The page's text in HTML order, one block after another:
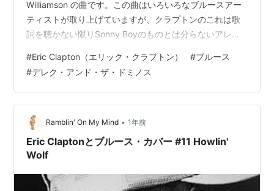
Williamson の曲です。この曲はいろいろなブルースアー
ティストが取り上げていますが、クラプトンのこれは歌
詞を聴かない限りSonny Boyのものとは分らないアレン
461Ocean Boulevardの録音の為にマイアミに立つ少し
前のことです。Tommyのテーマとしてこの曲を選んだの
でしょうが、独特のノリのアレンジで、1975年のツアー
でセットリスト入りしており、Laylaに入っている…
#Eric Clapton（エリック・クラプトン） #ブルース
#デレク・アンド・ザ・ドミノス
Ramblin' On My Mind • 1年前
Eric Claptonとブルース・カバー #11 Howlin'
Wolf